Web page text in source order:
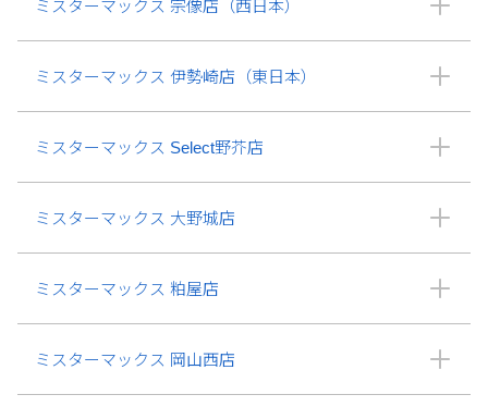
ミスターマックス 宗像店（西日本）
ミスターマックス 伊勢崎店（東日本）
ミスターマックス Select野芥店
ミスターマックス 大野城店
ミスターマックス 粕屋店
ミスターマックス 岡山西店